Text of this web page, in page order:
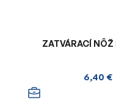
ZATVÁRACÍ NÔŽ
6,40 €